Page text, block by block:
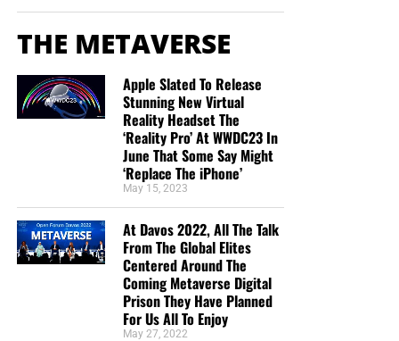
THE METAVERSE
Apple Slated To Release
Stunning New Virtual
Reality Headset The
‘Reality Pro’ At WWDC23 In
June That Some Say Might
‘Replace The iPhone’
May 15, 2023
At Davos 2022, All The Talk
From The Global Elites
Centered Around The
Coming Metaverse Digital
Prison They Have Planned
For Us All To Enjoy
May 27, 2022